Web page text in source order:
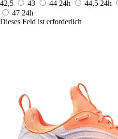
42,5
43 44 24h 44,5 24h
47 24h
Dieses Feld ist erforderlich